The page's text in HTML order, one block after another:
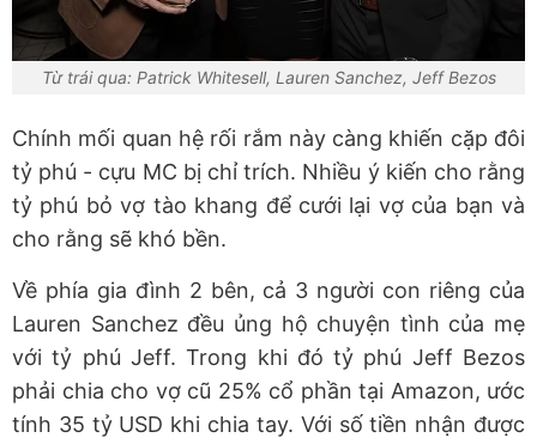
Từ trái qua: Patrick Whitesell, Lauren Sanchez, Jeff Bezos
Chính mối quan hệ rối rắm này càng khiến cặp đôi
tỷ phú - cựu MC bị chỉ trích. Nhiều ý kiến cho rằng
tỷ phú bỏ vợ tào khang để cưới lại vợ của bạn và
cho rằng sẽ khó bền.
Về phía gia đình 2 bên, cả 3 người con riêng của
Lauren Sanchez đều ủng hộ chuyện tình của mẹ
với tỷ phú Jeff. Trong khi đó tỷ phú Jeff Bezos
phải chia cho vợ cũ 25% cổ phần tại Amazon, ước
tính 35 tỷ USD khi chia tay. Với số tiền nhận được